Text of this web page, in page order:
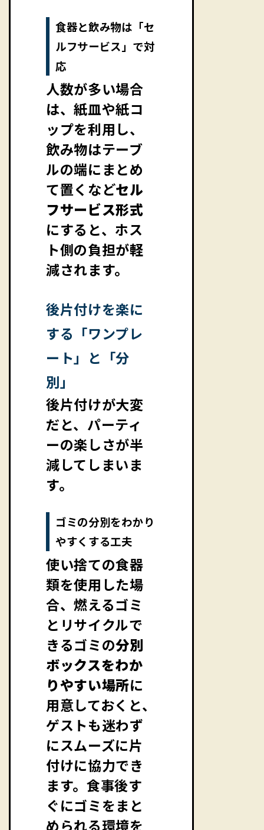
食器と飲み物は「セ
ルフサービス」で対
応
人数が多い場合
は、紙皿や紙コ
ップを利用し、
飲み物はテーブ
ルの端にまとめ
て置くなどセル
フサービス形式
にすると、ホス
ト側の負担が軽
減されます。
後片付けを楽に
する「ワンプレ
ート」と「分
別」
後片付けが大変
だと、パーティ
ーの楽しさが半
減してしまいま
す。
ゴミの分別をわかり
やすくする工夫
使い捨ての食器
類を使用した場
合、燃えるゴミ
とリサイクルで
きるゴミの分別
ボックスをわか
りやすい場所に
用意しておくと、
ゲストも迷わず
にスムーズに片
付けに協力でき
ます。食事後す
ぐにゴミをまと
められる環境を